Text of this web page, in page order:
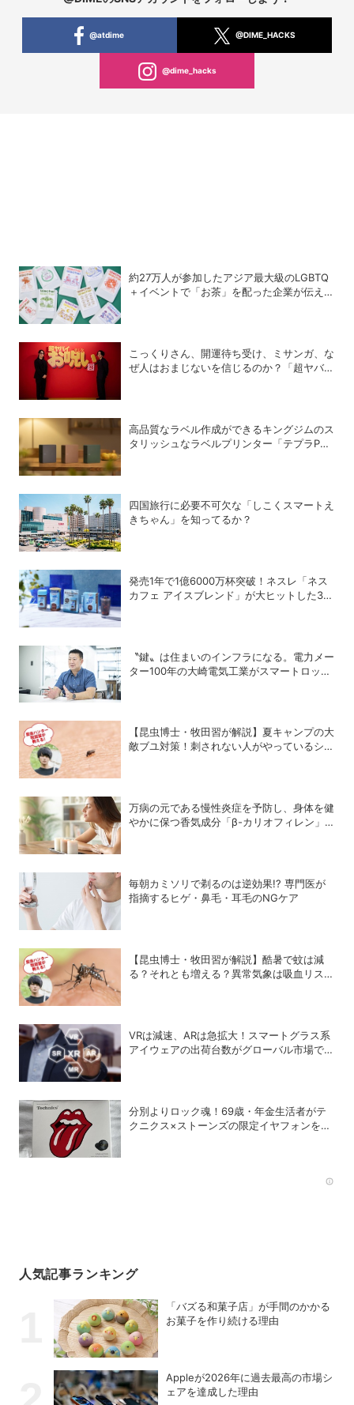
@atdime @DIME_HACKS
@dime_hacks
約27万人が参加したアジア最大級のLGBTQ
＋イベントで「お茶」を配った企業が伝えた
こっくりさん、開運待ち受け、ミサンガ、な
ぜ人はおまじないを信じるのか？「超ヤバイ
高品質なラベル作成ができるキングジムのス
タリッシュなラベルプリンター「テプラPRO
四国旅行に必要不可欠な「しこくスマートえ
きちゃん」を知ってるか？
発売1年で1億6000万杯突破！ネスレ「ネス
カフェ アイスブレンド」が大ヒットした3つ
〝鍵〟は住まいのインフラになる。電力メー
ター100年の大崎電気工業がスマートロック
【昆虫博士・牧田習が解説】夏キャンプの大
敵ブユ対策！刺されない人がやっているシン
万病の元である慢性炎症を予防し、身体を健
やかに保つ香気成分「β-カリオフィレン」
毎朝カミソリで剃るのは逆効果!? 専門医が
指摘するヒゲ・鼻毛・耳毛のNGケア
【昆虫博士・牧田習が解説】酷暑で蚊は減
る？それとも増える？異常気象は吸血リスク
VRは減速、ARは急拡大！スマートグラス系
アイウェアの出荷台数がグローバル市場で急
分別よりロック魂！69歳・年金生活者がテ
クニクス×ストーンズの限定イヤフォンを衝
人気記事ランキング
「バズる和菓子店」が手間のかかる
お菓子を作り続ける理由
Appleが2026年に過去最⾼の市場シ
ェアを達成した理由